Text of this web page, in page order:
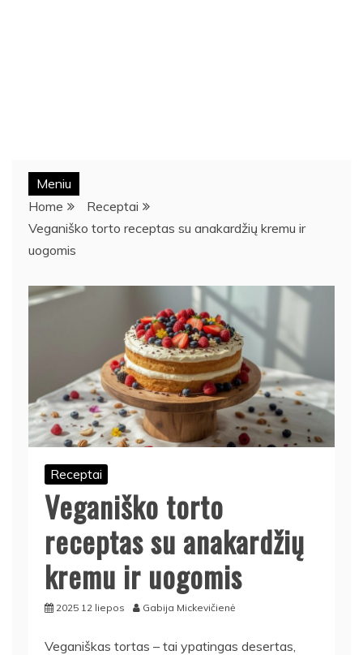
Meniu
Home
Receptai
Veganiško torto receptas su anakardžių kremu ir
uogomis
Receptai
Veganiško torto
receptas su anakardžių
kremu ir uogomis
2025 12 liepos Gabija Mickevičienė
Veganiškas tortas – tai ypatingas desertas,